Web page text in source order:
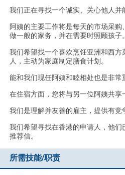
我们正在寻找一个诚实、关心他人并
阿姨的主要工作将是每天的市场采
做一般的家务，并在需要时照顾孩子。
我们希望找一个喜欢烹饪亚洲和西
人，主动为家庭制定膳食计划。
能和我们现任阿姨和睦相处也是非常
在住宿方面，您将与另一位阿姨共享
我们是理解并友善的雇主，提供有竞
我们希望寻找在香港的申请人，他
推荐信。
所需技能/职责